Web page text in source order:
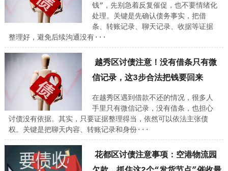
钱”，先别急着反复催促，也不要情绪化
处理。关键是先确认债务事实，把借
条、转账记录、聊天记录、收据等证据
整理好，避免后续沟通没有···
越秀区讨债注意！没有借条只有微
信记录，这3步合法把钱要回来
在越秀区遇到借款不还的情况，很多人
手里只有微信记录，没有借条，也担心
讨债没有依据。其实，只要证据整理得当，依然可以依法主张债
权。关键是把聊天内容、转账记录和身份···
花都区讨债注意事项：空港物流园